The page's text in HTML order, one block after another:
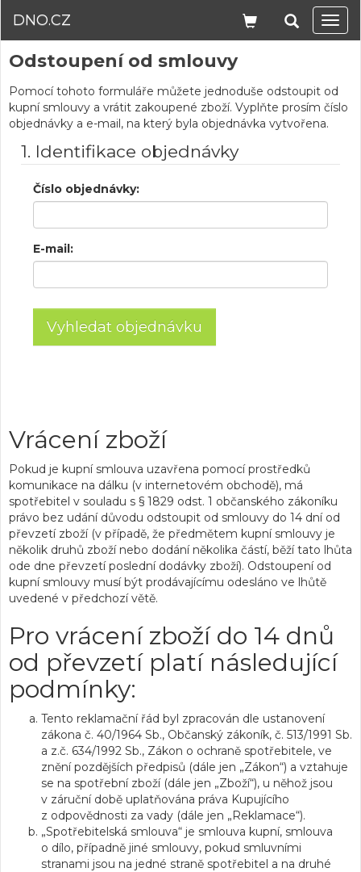
DNO.CZ
Odstoupení od smlouvy
Pomocí tohoto formuláře můžete jednoduše odstoupit od
kupní smlouvy a vrátit zakoupené zboží. Vyplňte prosím číslo
objednávky a e-mail, na který byla objednávka vytvořena.
1. Identifikace objednávky
Číslo objednávky:
E-mail:
Vrácení zboží
Pokud je kupní smlouva uzavřena pomocí prostředků
komunikace na dálku (v internetovém obchodě), má
spotřebitel v souladu s § 1829 odst. 1 občanského zákoníku
právo bez udání důvodu odstoupit od smlouvy do 14 dní od
převzetí zboží (v případě, že předmětem kupní smlouvy je
několik druhů zboží nebo dodání několika částí, běží tato lhůta
ode dne převzetí poslední dodávky zboží). Odstoupení od
kupní smlouvy musí být prodávajícímu odesláno ve lhůtě
uvedené v předchozí větě.
Pro vrácení zboží do 14 dnů
od převzetí platí následující
podmínky:
Tento reklamační řád byl zpracován dle ustanovení
zákona č. 40/1964 Sb., Občanský zákoník, č. 513/1991 Sb.
a z.č. 634/1992 Sb., Zákon o ochraně spotřebitele, ve
znění pozdějších předpisů (dále jen „Zákon“) a vztahuje
se na spotřební zboží (dále jen „Zboží“), u něhož jsou
v záruční době uplatňována práva Kupujícího
z odpovědnosti za vady (dále jen „Reklamace“).
„Spotřebitelská smlouva“ je smlouva kupní, smlouva
o dílo, případně jiné smlouvy, pokud smluvními
stranami jsou na jedné straně spotřebitel a na druhé